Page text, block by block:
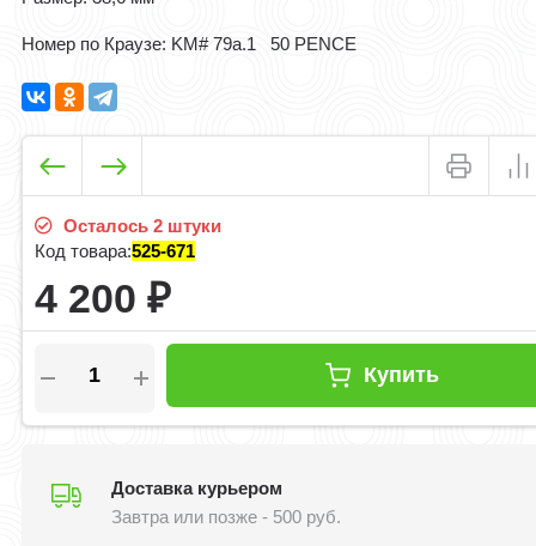
Номер по Краузе: KM# 79а.1 50 PENCE
Осталось 2 штуки
Код товара:525-671
4 200₽
Купить
Доставка курьером
Завтра или позже - 500 руб.